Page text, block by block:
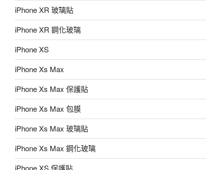
iPhone XR 玻璃貼
iPhone XR 鋼化玻璃
iPhone XS
iPhone Xs Max
iPhone Xs Max 保護貼
iPhone Xs Max 包膜
iPhone Xs Max 玻璃貼
iPhone Xs Max 鋼化玻璃
iPhone XS 保護貼